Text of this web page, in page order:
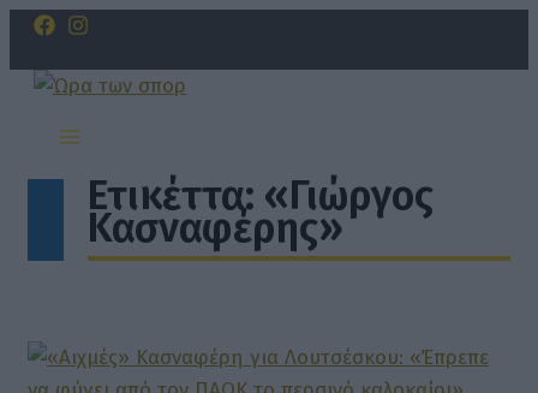
Μετάβαση
περιεχόμενο
Ετικέττα: «Γιώργος
Κασναφέρης»